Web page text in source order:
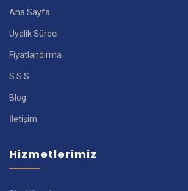
Ana Sayfa
Üyelik Süreci
Fiyatlandırma
S.S.S
Blog
İletişim
Hizmetlerimiz